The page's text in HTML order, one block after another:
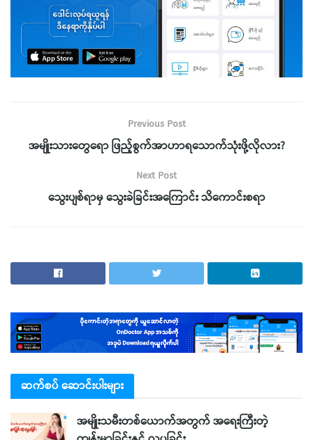
Previous Post
အမျိုးသားတွေရော ဖြည့်စွက်အာဟာရသောက်သုံးဖို့လိုလား?
Next Post
သွေးပျစ်ရာမှ သွေးခဲခြင်းအကြောင်း သိကောင်းစရာ
ဆက်စပ် ဆောင်းပါးများ
အမျိုးသမီးတစ်ယောက်အတွက် အရေးကြီးတဲ့